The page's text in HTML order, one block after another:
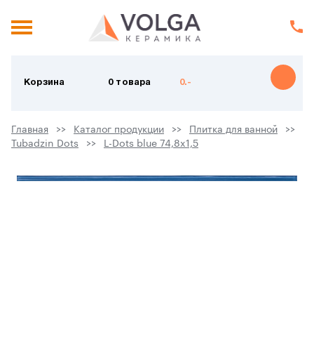
Корзина 0 товара 0.-
Главная Каталог продукции
Плитка для ванной
Tubadzin Dots
L-Dots blue 74,8x1,5